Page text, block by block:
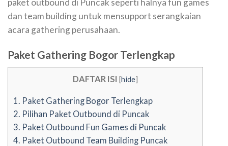
paket outbound di Puncak seperti halnya fun games
dan team building untuk mensupport serangkaian
acara gathering perusahaan.
Paket Gathering Bogor Terlengkap
DAFTAR ISI [hide]
1. Paket Gathering Bogor Terlengkap
2. Pilihan Paket Outbound di Puncak
3. Paket Outbound Fun Games di Puncak
4. Paket Outbound Team Building Puncak